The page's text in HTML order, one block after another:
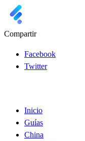
Compartir
Facebook
Twitter
Inicio
Guías
China